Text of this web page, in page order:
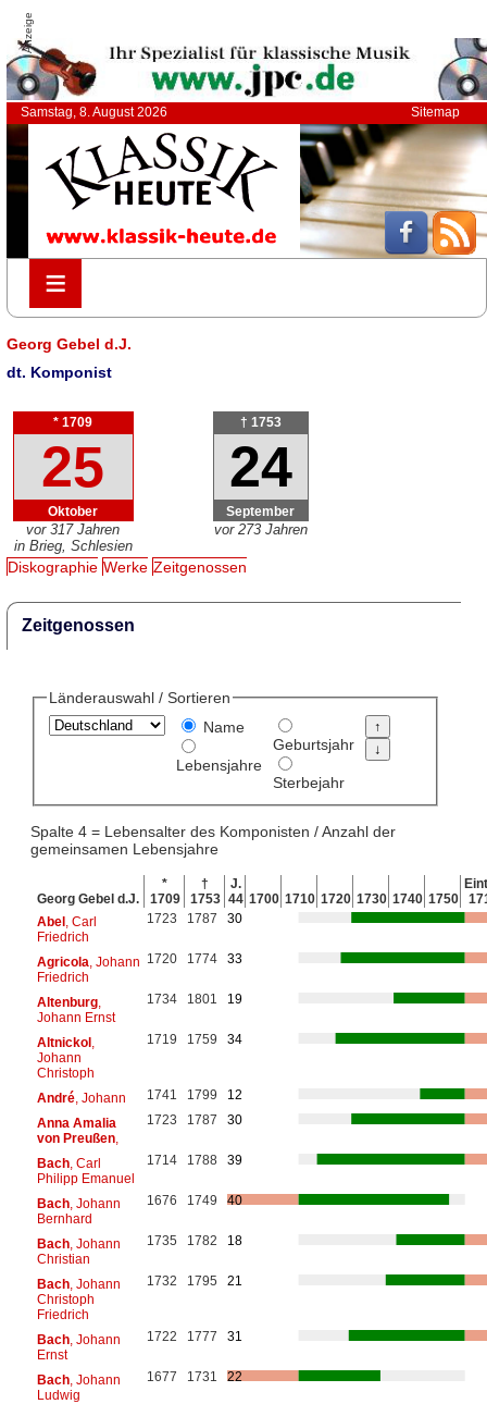
Anzeige
Samstag, 8. August 2026 Sitemap
≡
≡
Georg Gebel d.J.
dt. Komponist
* 1709
25
Oktober
vor 317 Jahren
in Brieg, Schlesien
† 1753
24
September
vor 273 Jahren
Diskographie Werke Zeitgenossen
Zeitgenossen
Länderauswahl / Sortieren
Name
Lebensjahre
Geburtsjahr
Sterbejahr
Spalte 4 = Lebensalter des Komponisten / Anzahl der
gemeinsamen Lebensjahre
Georg Gebel d.J.
*
1709
†
1753
J.
44 1700 1710 1720 1730 1740 1750
Abel, Carl
Friedrich
1723 1787 30
Agricola , Johann
Friedrich
1720 1774 33
Altenburg,
Johann Ernst
1734 1801 19
Altnickol,
Johann
Christoph
1719 1759 34
André, Johann 1741 1799
12
Anna Amalia
von Preußen,
1723 1787 30
Bach, Carl
Philipp Emanuel
1714 1788 39
Bach, Johann
Bernhard
1676 1749 40
Bach, Johann
Christian
1735 1782 18
Bach, Johann
Christoph
Friedrich
1732 1795 21
Bach, Johann
Ernst
1722 1777 31
Bach, Johann
Ludwig
1677 1731 22